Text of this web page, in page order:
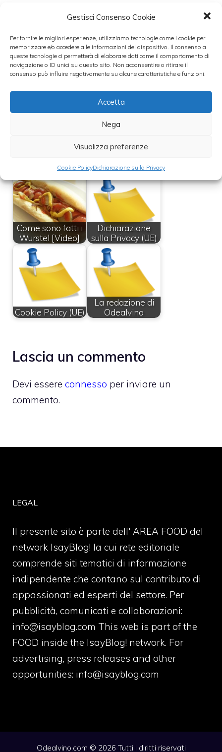
Gestisci Consenso Cookie
Per fornire le migliori esperienze, utilizziamo tecnologie come i cookie per
memorizzare e/o accedere alle informazioni del dispositivo. Il consenso a
queste tecnologie ci permetterà di elaborare dati come il comportamento di
navigazione o ID unici su questo sito. Non acconsentire o ritirare il
consenso può influire negativamente su alcune caratteristiche e funzioni.
Accetta
Nega
Visualizza preferenze
Cookie PolicyDichiarazione sulla Privacy
la redazione di un articolo citeremo con un
ringraziamento te o il tuo blog.
Leggi anche:
Privacy Friuli Doc 2009
Come sono fatti i
Wurstel [Video]
Dichiarazione
sulla Privacy (UE)
Cookie Policy (UE)
La redazione di
Odealvino
Lascia un commento
Devi essere connesso per inviare un
commento.
LEGAL
Il presente sito è parte dell' AREA FOOD del
network IsayBlog! la cui rete editoriale
comprende siti tematici di informazione
indipendente che contano sul contributo di
appassionati ed esperti del settore. Per
pubblicità, comunicati e collaborazioni:
info@isayblog.com This web is part of the
FOOD inside the IsayBlog! network. For
advertising, press releases and other
opportunities: info@isayblog.com
Odealvino.com © 2026 Tutti i diritti riservati